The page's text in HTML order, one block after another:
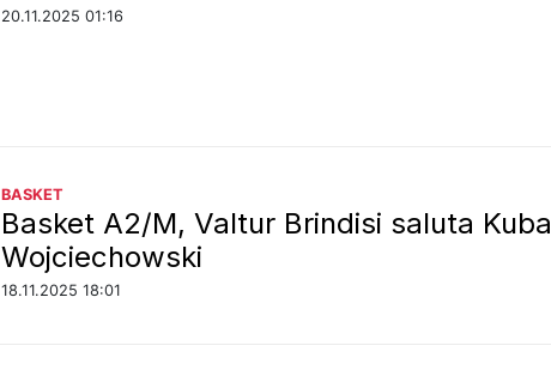
20.11.2025 01:16
BASKET
Basket A2/M, Valtur Brindisi saluta Kuba
Wojciechowski
18.11.2025 18:01